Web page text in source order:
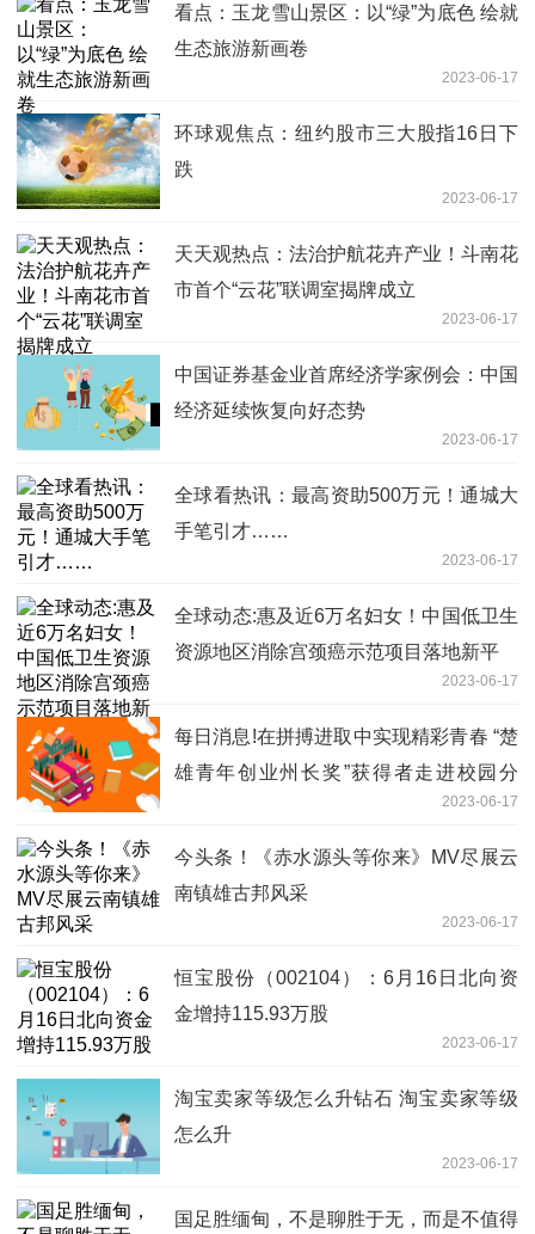
看点：玉龙雪山景区：以“绿”为底色 绘就
生态旅游新画卷
2023-06-17
环球观焦点：纽约股市三大股指16日下
跌
2023-06-17
天天观热点：法治护航花卉产业！斗南花
市首个​“云花”联调室揭牌成立
2023-06-17
中国证券基金业首席经济学家例会：中国
经济延续恢复向好态势
2023-06-17
全球看热讯：最高资助500万元！通城大
手笔引才……
2023-06-17
全球动态:惠及近6万名妇女！中国低卫生
资源地区消除宫颈癌示范项目落地新平
2023-06-17
每日消息!在拼搏进取中实现精彩青春 “楚
雄青年创业州长奖”获得者走进校园分
2023-06-17
今头条！《赤水源头等你来》MV尽展云
南镇雄古邦风采
2023-06-17
恒宝股份（002104）：6月16日北向资
金增持115.93万股
2023-06-17
淘宝卖家等级怎么升钻石 淘宝卖家等级
怎么升
2023-06-17
国足胜缅甸，不是聊胜于无，而是不值得